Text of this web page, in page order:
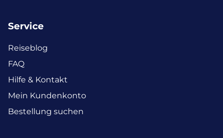
Service
Reiseblog
FAQ
Hilfe & Kontakt
Mein Kundenkonto
Bestellung suchen